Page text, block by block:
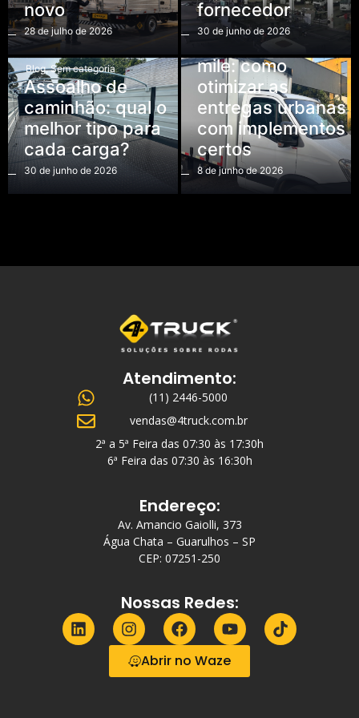
novo
28 de julho de 2026
fornecedor
30 de junho de 2026
Blog, Sem categoria
Assoalho de
caminhão: qual o
melhor tipo para
cada carga?
30 de junho de 2026
Implementos Rodoviários
Logística last
mile: como
otimizar as
entregas urbanas
com implementos
certos
8 de junho de 2026
Atendimento:
(11) 2446-5000
vendas@4truck.com.br
2ª a 5ª Feira das 07:30 às 17:30h
6ª Feira das 07:30 às 16:30h
Endereço:
Av. Amancio Gaiolli, 373
Água Chata – Guarulhos – SP
CEP: 07251-250
Nossas Redes:
Abrir no Waze